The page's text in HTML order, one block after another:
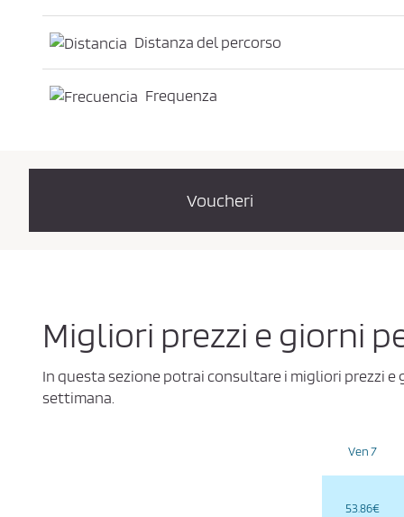
Distanza del percorso
Frequenza
Voucheri
Migliori prezzi e giorni
In questa sezione potrai consultare i migliori prezzi
settimana.
Ven 7
53.86€